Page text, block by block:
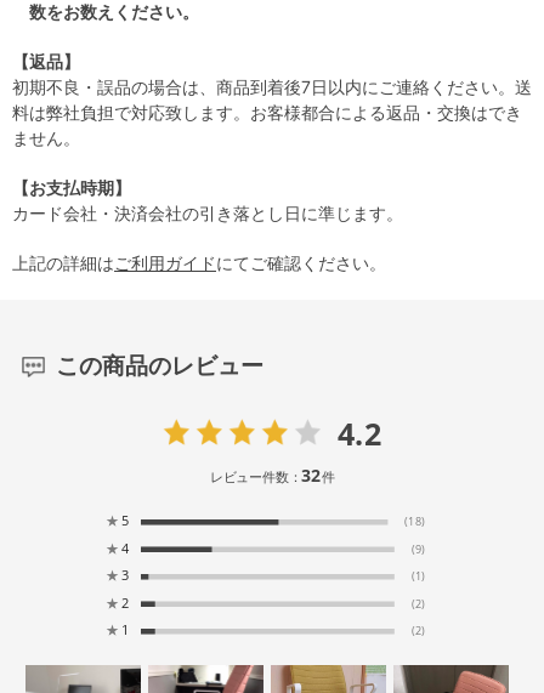
数をお数えください。
【返品】
初期不良・誤品の場合は、商品到着後7日以内にご連絡ください。送
料は弊社負担で対応致します。お客様都合による返品・交換はでき
ません。
【お支払時期】
カード会社・決済会社の引き落とし日に準じます。
上記の詳細はご利用ガイドにてご確認ください。
この商品のレビュー
4.2
レビュー件数：32件
★ 5 (18)
★ 4 (9)
★ 3 (1)
★ 2 (2)
★ 1 (2)